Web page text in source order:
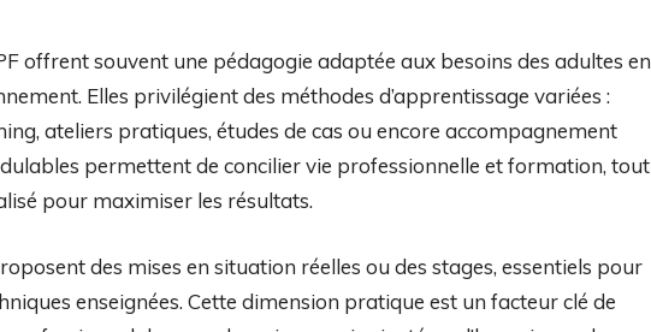
offrent souvent une pédagogie adaptée aux besoins des adultes en
Elles privilégient des méthodes d’apprentissage variées :
ateliers pratiques, études de cas ou encore accompagnement
permettent de concilier vie professionnelle et formation, tout
pour maximiser les résultats.
des mises en situation réelles ou des stages, essentiels pour
enseignées. Cette dimension pratique est un facteur clé de